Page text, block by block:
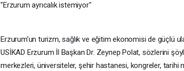
"Erzurum ayrıcalık istemiyor"
Erzurum’un turizm, sağlık ve eğitim ekonomisi de güçlü
USİKAD Erzurum İl Başkan Dr. Zeynep Polat, sözlerini
merkezleri, üniversiteler, şehir hastanesi, kongreler, tarihi